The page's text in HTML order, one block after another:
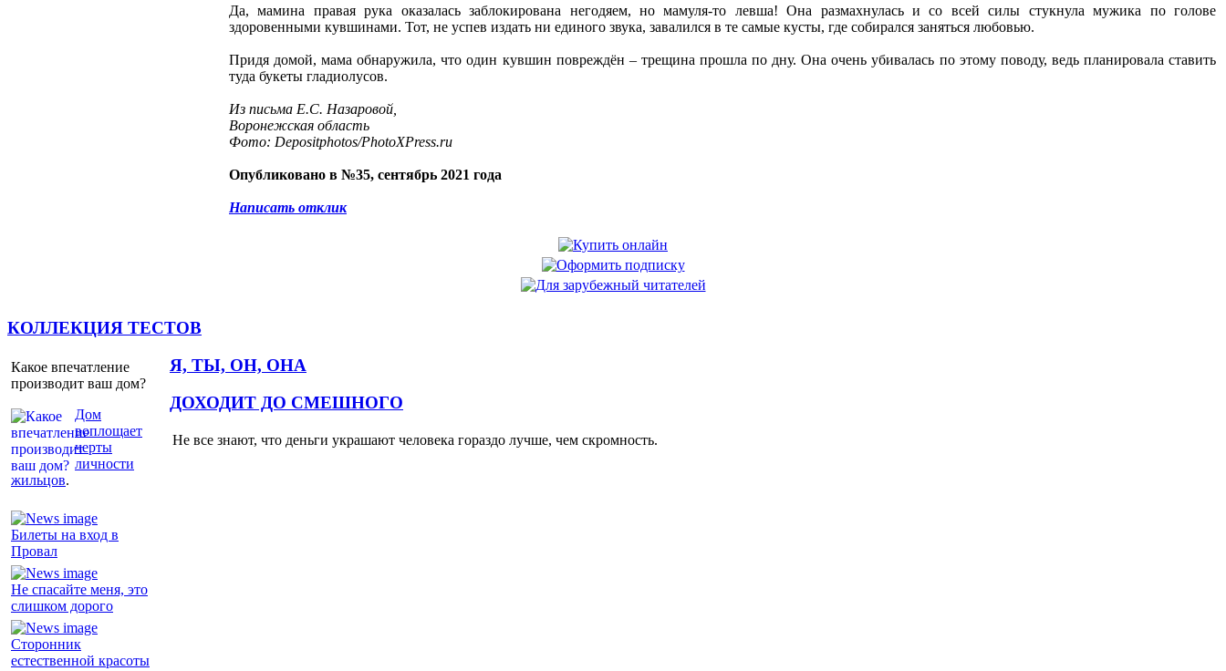
Да, мамина правая рука оказалась заблокирована негодяем, но мамуля-то левша! Она размахнулась и со всей силы стукнула мужика по голове
здоровенными кувшинами. Тот, не успев издать ни единого звука, завалился в те самые кусты, где собирался заняться любовью.
Придя домой, мама обнаружила, что один кувшин повреждён – трещина прошла по дну. Она очень убивалась по этому поводу, ведь планировала ставить
туда букеты гладиолусов.
Из письма Е.С. Назаровой,
Воронежская область
Фото: Depositphotos/PhotoXPress.ru
Опубликовано в №35, сентябрь 2021 года
Написать отклик
КОЛЛЕКЦИЯ ТЕСТОВ
Какое впечатление
производит ваш дом?
Дом
воплощает
черты
личности
жильцов.
Я, ТЫ, ОН, ОНА
Билеты на вход в
Провал
Не спасайте меня, это
слишком дорого
Сторонник
естественной красоты
ДОХОДИТ ДО СМЕШНОГО
Не все знают, что деньги украшают человека гораздо лучше, чем скромность.